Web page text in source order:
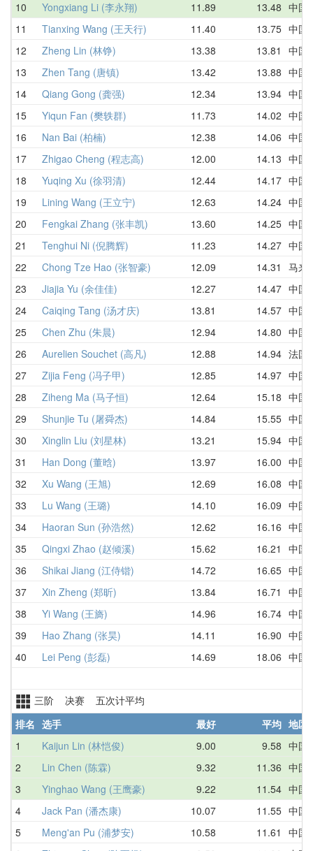
10 Yongxiang Li (李永翔) 11.89 13.48 中国
11
Tianxing Wang (王天行) 11.40 13.75 中国
12
Zheng Lin (林铮) 13.38 13.81
中国
13
Zhen Tang (唐镇) 13.42 13.88 中国
14
Qiang Gong (龚强) 12.34 13.94 中国
15
Yiqun Fan (樊轶群) 11.73 14.02 中国
16
Nan Bai (柏楠) 12.38 14.06 中国
17
Zhigao Cheng (程志高) 12.00 14.13 中国
18
Yuqing Xu (徐羽清) 12.44 14.17 中国
19
Lining Wang (王立宁) 12.63 14.24 中国
20
Fengkai Zhang (张丰凯) 13.60 14.25 中国
21
Tenghui Ni (倪腾辉) 11.23 14.27 中国
22
Chong Tze Hao (张智豪) 12.09 14.31
马来
23
Jiajia Yu (余佳佳) 12.27 14.47 中国
24
Caiqing Tang (汤才庆) 13.81 14.57 中国
25
Chen Zhu (朱晨) 12.94 14.80 中国
26
Aurelien Souchet (高凡) 12.88 14.94 法国
27
Zijia Feng (冯子甲) 12.85 14.97 中国
28
Ziheng Ma (马子恒) 12.64 15.18 中国
29
Shunjie Tu (屠舜杰) 14.84 15.55 中国
30
Xinglin Liu (刘星林) 13.21 15.94 中国
31
Han Dong (董晗) 13.97 16.00 中国
32
Xu Wang (王旭) 12.69 16.08 中国
33
Lu Wang (王璐) 14.10 16.09 中国
34
Haoran Sun (孙浩然) 12.62 16.16 中国
35
Qingxi Zhao (赵倾溪) 15.62 16.21
中国
36
Shikai Jiang (江侍锴) 14.72 16.65 中国
37
Xin Zheng (郑昕) 13.84 16.71
中国
38
Yi Wang (王旖) 14.96 16.74 中国
39
Hao Zhang (张昊) 14.11 16.90 中国
40
Lei Peng (彭磊) 14.69 18.06 中国
三阶 决赛 五次计平均
排名 选手 最好 平均 地区
1
Kaijun Lin (林恺俊) 9.00 9.58 中国
2
Lin Chen (陈霖) 9.32 11.36 中国
3
Yinghao Wang (王鹰豪) 9.22 11.54 中国
4
Jack Pan (潘杰康) 10.07 11.55 中国
5
Meng'an Pu (浦梦安) 10.58 11.61
中国